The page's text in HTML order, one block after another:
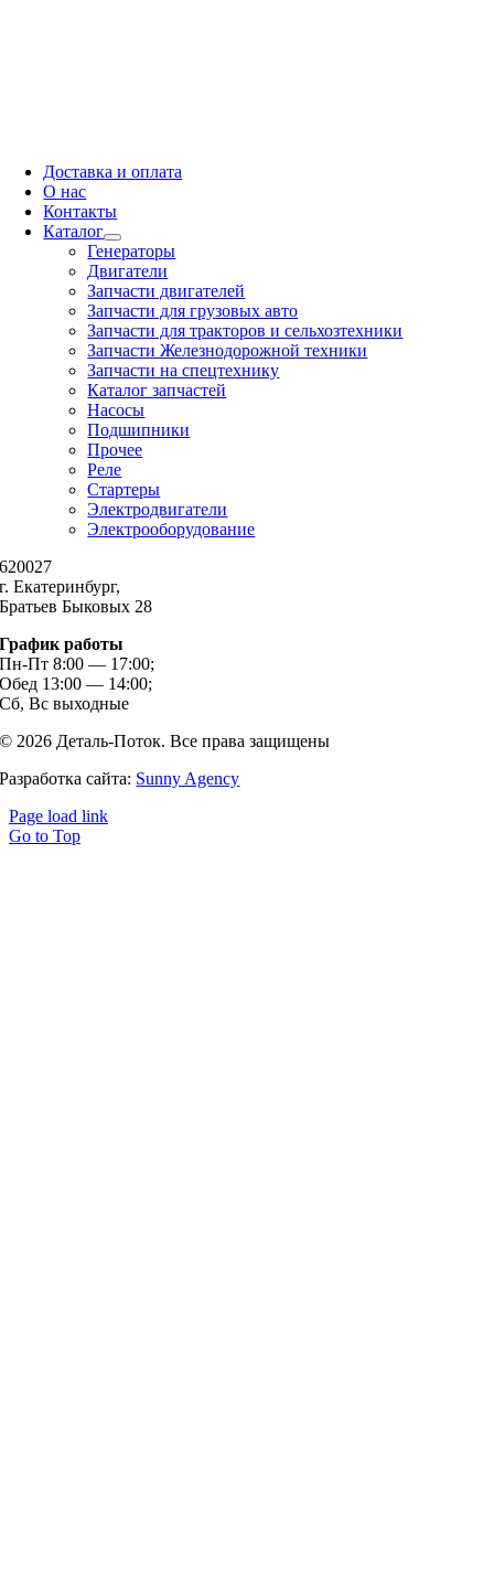
Доставка и оплата
О нас
Контакты
Каталог
Генераторы
Двигатели
Запчасти двигателей
Запчасти для грузовых авто
Запчасти для тракторов и сельхозтехники
Запчасти Железнодорожной техники
Запчасти на спецтехнику
Каталог запчастей
Насосы
Подшипники
Прочее
Реле
Стартеры
Электродвигатели
Электрооборудование
620027
г. Екатеринбург,
Братьев Быковых 28
График работы
Пн-Пт 8:00 — 17:00;
Обед 13:00 — 14:00;
Сб, Вс выходные
© 2026 Деталь-Поток. Все права защищены
Разработка сайта: Sunny Agency
Page load link
Go to Top